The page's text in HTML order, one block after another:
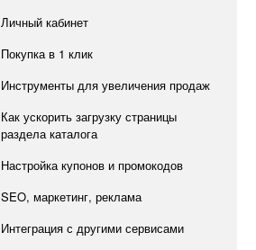
Личный кабинет
Покупка в 1 клик
Инструменты для увеличения продаж
Как ускорить загрузку страницы
раздела каталога
Настройка купонов и промокодов
SEO, маркетинг, реклама
Интеграция с другими сервисами